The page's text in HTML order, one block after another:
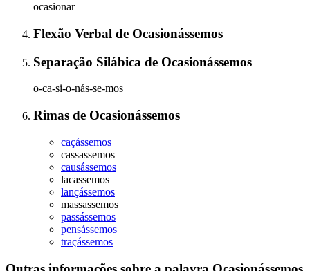
ocasionar
Flexão Verbal de Ocasionássemos
Separação Silábica de Ocasionássemos
o-ca-si-o-nás-se-mos
Rimas de Ocasionássemos
caçássemos
cassassemos
causássemos
lacassemos
lançássemos
massassemos
passássemos
pensássemos
traçássemos